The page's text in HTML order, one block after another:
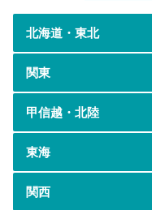
北海道・東北
関東
甲信越・北陸
東海
関西